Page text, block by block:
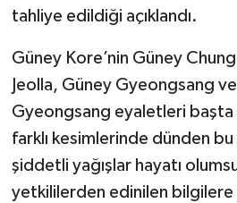
tahliye edildiği açıklandı.
Güney Kore’nin Güney
Jeolla, Güney Gyeongsang
Gyeongsang eyaletleri başta
farklı kesimlerinde dünden
şiddetli yağışlar hayatı
yetkililerden edinilen